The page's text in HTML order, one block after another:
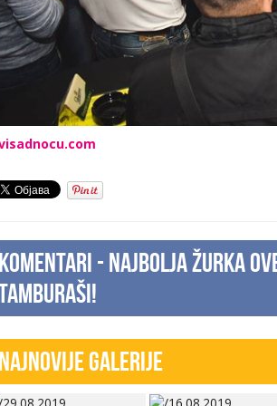
Komentari - Najbolja žurka
Najnovije Galerije